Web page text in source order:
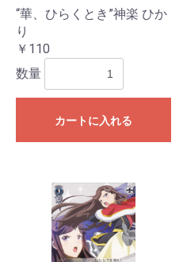
“華、ひらくとき”神楽 ひか
り
￥110
数量
カートに入れる